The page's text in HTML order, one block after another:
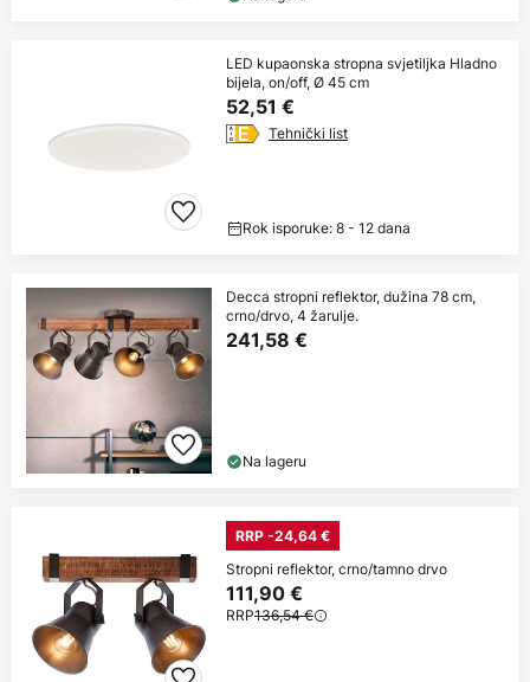
LED kupaonska stropna svjetiljka Hladno
bijela, on/off, Ø 45 cm
52,51 €
Tehnički list
Rok isporuke: 8 - 12 dana
Decca stropni reflektor, dužina 78 cm,
crno/drvo, 4 žarulje.
241,58 €
Na lageru
RRP -24,64 €
Stropni reflektor, crno/tamno drvo
111,90 €
RRP136,54 €